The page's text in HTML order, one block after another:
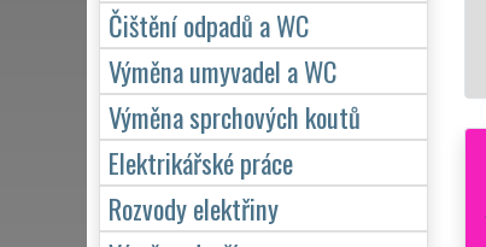
Čištění odpadů a WC
Výměna umyvadel a WC
Výměna sprchových koutů
Elektrikářské práce
Rozvody elektřiny